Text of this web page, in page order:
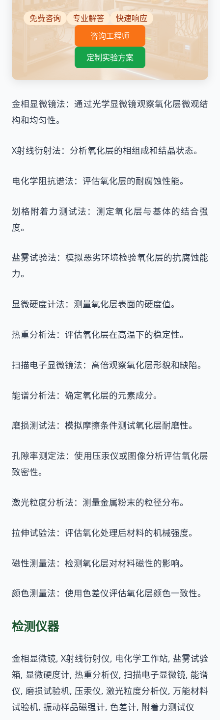
免费咨询 专业解答
快速响应
咨询工程师
定制实验方案
金相显微镜法：通过光学显微镜观察氧化层微观结
构和均匀性。
X射线衍射法：分析氧化层的相组成和结晶状态。
电化学阻抗谱法：评估氧化层的耐腐蚀性能。
划格附着力测试法：测定氧化层与基体的结合强
度。
盐雾试验法：模拟恶劣环境检验氧化层的抗腐蚀能
力。
显微硬度计法：测量氧化层表面的硬度值。
热重分析法：评估氧化层在高温下的稳定性。
扫描电子显微镜法：高倍观察氧化层形貌和缺陷。
能谱分析法：确定氧化层的元素成分。
磨损测试法：模拟摩擦条件测试氧化层耐磨性。
孔隙率测定法：使用压汞仪或图像分析评估氧化层
致密性。
激光粒度分析法：测量金属粉末的粒径分布。
拉伸试验法：评估氧化处理后材料的机械强度。
磁性测量法：检测氧化层对材料磁性的影响。
颜色测量法：使用色差仪评估氧化层颜色一致性。
检测仪器
金相显微镜, X射线衍射仪, 电化学工作站, 盐雾试验
箱, 显微硬度计, 热重分析仪, 扫描电子显微镜, 能谱
仪, 磨损试验机, 压汞仪, 激光粒度分析仪, 万能材料
试验机, 振动样品磁强计, 色差计, 附着力测试仪